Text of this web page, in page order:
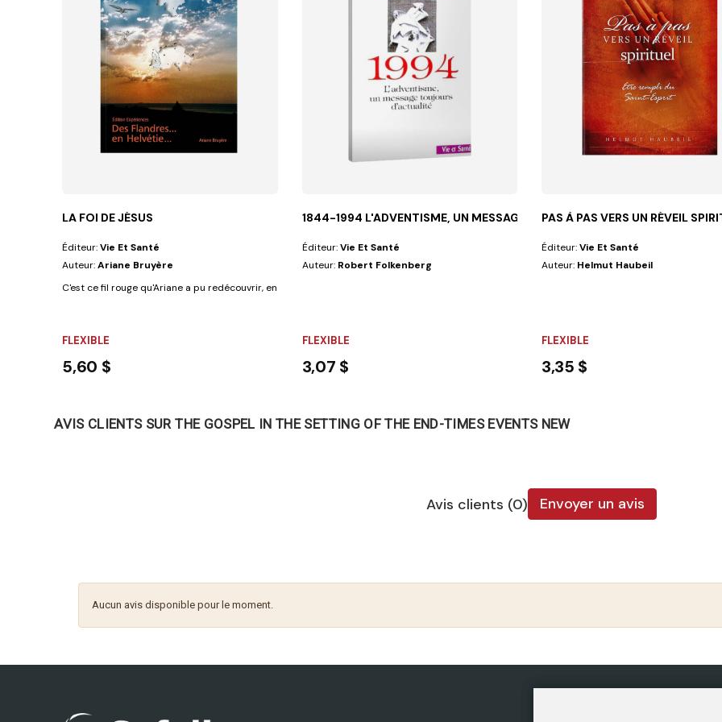
LA FOI DE JÉSUS
Éditeur:Vie Et Santé
Auteur:Ariane Bruyère
C'est ce fil rouge qu'Ariane a pu redécouvrir, en se remémorant ses expériences,...
FLEXIBLE
5,60 $
1844-1994 L'ADVENTISME, UN MESSAGE...
Éditeur:Vie Et Santé
Auteur: Robert Folkenberg
FLEXIBLE
3,07 $
PAS À PAS VERS UN RÉVEIL
Éditeur:Vie Et Santé
Auteur: Helmut Haubeil
FLEXIBLE
3,35 $
AVIS CLIENTS SUR THE GOSPEL IN THE SETTING OF THE END-TIMES EVENTS NEW
Avis clients (0) Envoyer un avis
Aucun avis disponible pour le moment.